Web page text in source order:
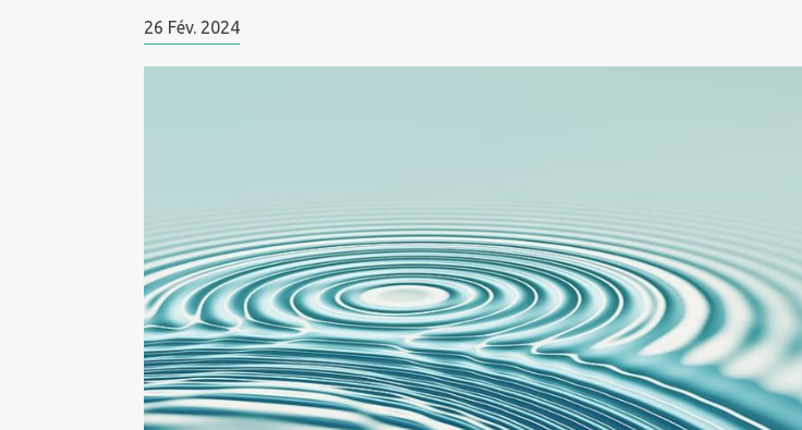
26 Fév. 2024